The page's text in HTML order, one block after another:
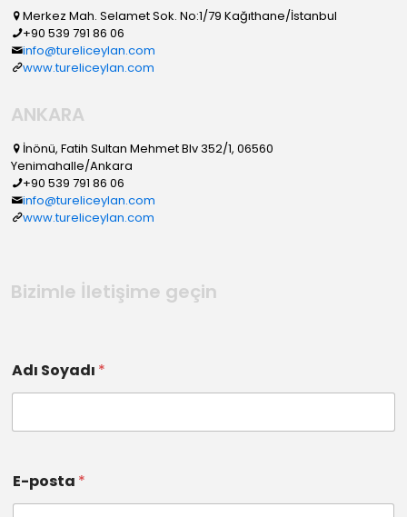
Merkez Mah. Selamet Sok. No:1/79 Kağıthane/İstanbul
+90 539 791 86 06
info@tureliceylan.com
www.tureliceylan.com
ANKARA
İnönü, Fatih Sultan Mehmet Blv 352/1, 06560
Yenimahalle/Ankara
+90 539 791 86 06
info@tureliceylan.com
www.tureliceylan.com
Bizimle İletişime geçin
Adı Soyadı *
E-posta *